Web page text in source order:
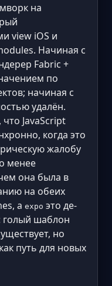
на
view iOS и
Начиная с
Fabric +
по
начиная с
удалён.
JavaScript
когда это
жалобу
менее
она была в
на обеих
а expo это де-
голый шаблон
но
путь для новых